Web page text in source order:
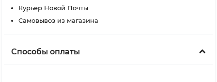
Курьер Новой Почты
Самовывоз из магазина
Способы оплаты